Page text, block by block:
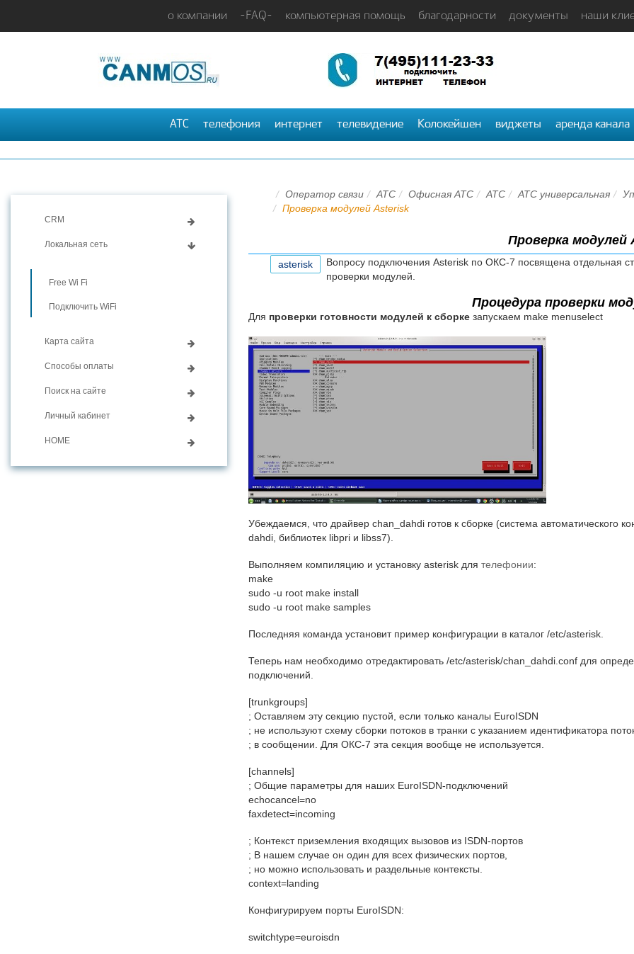
о компании -FAQ- компьютерная помощь благодарности документы наши
АТС телефония интернет телевидение Колокейшен виджеты аренда канала
CRM
Локальная сеть
Free Wi Fi
Подключить WiFi
Карта сайта
Способы оплаты
Поиск на сайте
Личный кабинет
HOME
Оператор связи АТС Офисная АТС АТС АТС универсальная
Проверка модулей Asterisk
Проверка модулей
asterisk
Вопросу подключения Asterisk по ОКС-7 посвящена отдельная
проверки модулей.
Процедура проверки
Для проверки готовности модулей к сборке запускаем make menuselect
Убеждаемся, что драйвер chan_dahdi готов к сборке (система автоматического
dahdi, библиотек libpri и libss7).
Выполняем компиляцию и установку asterisk для телефонии:
make
sudo -u root make install
sudo -u root make samples
Последняя команда установит пример конфигурации в каталог /etc/asterisk.
Теперь нам необходимо отредактировать /etc/asterisk/chan_dahdi.conf для
подключений.
[trunkgroups]
; Оставляем эту секцию пустой, если только каналы EuroISDN
; не используют схему сборки потоков в транки с указанием идентификатора
; в сообщении. Для ОКС-7 эта секция вообще не используется.
[channels]
; Общие параметры для наших EuroISDN-подключений
echocancel=no
faxdetect=incoming
; Контекст приземления входящих вызовов из ISDN-портов
; В нашем случае он один для всех физических портов,
; но можно использовать и раздельные контексты.
context=landing
Конфигурируем порты EuroISDN:
switchtype=euroisdn